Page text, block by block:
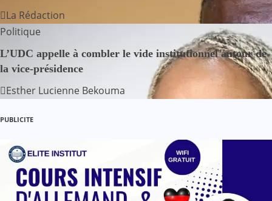
d
e
l
La Rédaction
Politique
L’UDC appelle à combler le vide institutionnel autour de
la vice-présidence
Esther Lucienne Bekouma
PUBLICITE